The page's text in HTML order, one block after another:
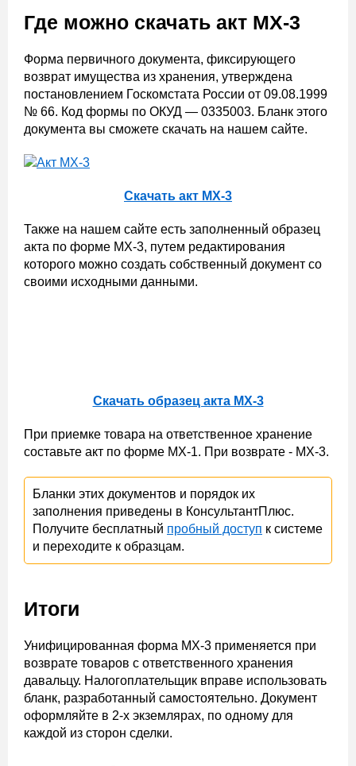
Где можно скачать акт МХ-3
Форма первичного документа, фиксирующего
возврат имущества из хранения, утверждена
постановлением Госкомстата России от 09.08.1999
№ 66. Код формы по ОКУД — 0335003. Бланк этого
документа вы сможете скачать на нашем сайте.
Скачать акт МХ-3
Также на нашем сайте есть заполненный образец
акта по форме МХ-3, путем редактирования
которого можно создать собственный документ со
своими исходными данными.
Скачать образец акта МХ-3
При приемке товара на ответственное хранение
составьте акт по форме МХ-1. При возврате - МХ-3.
Бланки этих документов и порядок их
заполнения приведены в КонсультантПлюс.
Получите бесплатный пробный доступ к системе
и переходите к образцам.
Итоги
Унифицированная форма МХ-3 применяется при
возврате товаров с ответственного хранения
давальцу. Налогоплательщик вправе использовать
бланк, разработанный самостоятельно. Документ
оформляйте в 2-х экземлярах, по одному для
каждой из сторон сделки.